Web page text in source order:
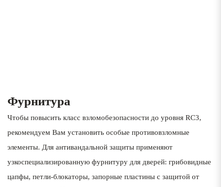
Фурнитура
Чтобы повысить класс взломобезопасности до уровня RC3,
рекомендуем Вам установить особые противовзломные
элементы. Для антивандальной защиты применяют
узкоспециализированную фурнитуру для дверей: грибовидные
цапфы, петли-блокаторы, запорные пластины с защитой от